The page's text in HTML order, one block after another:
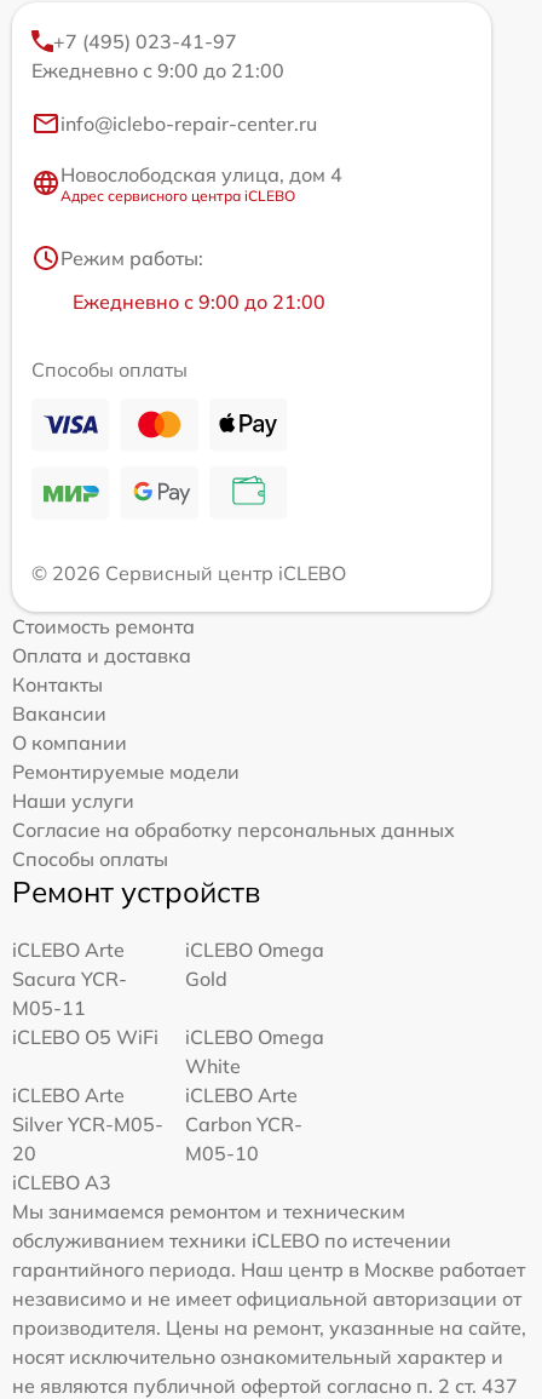
+7 (495) 023-41-97
Ежедневно с 9:00 до 21:00
info@iclebo-repair-center.ru
Новослободская улица, дом 4
Адрес сервисного центра iCLEBO
Режим работы:
Ежедневно с 9:00 до 21:00
Способы оплаты
© 2026 Сервисный центр iCLEBO
Стоимость ремонта
Оплата и доставка
Контакты
Вакансии
О компании
Ремонтируемые модели
Наши услуги
Согласие на обработку персональных данных
Способы оплаты
Ремонт устройств
iCLEBO Arte
Sacura YCR-
M05-11
iCLEBO Omega
Gold
iCLEBO O5 WiFi
iCLEBO Omega
White
iCLEBO Arte
Silver YCR-M05-
20
iCLEBO Arte
Carbon YCR-
M05-10
iCLEBO A3
Мы занимаемся ремонтом и техническим
обслуживанием техники iCLEBO по истечении
гарантийного периода. Наш центр в Москве работает
независимо и не имеет официальной авторизации от
производителя. Цены на ремонт, указанные на сайте,
носят исключительно ознакомительный характер и
не являются публичной офертой согласно п. 2 ст. 437